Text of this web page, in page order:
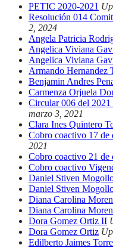
PETIC 2020-2021
Resolución 014
2, 2024
Angela Patricia
Angelica Viviana
Angelica Viviana
Armando Hernandez
Benjamin Andres
Carmenza Orjuela
Circular 006 del
marzo 3, 2021
Clara Ines Quintero
Cobro coactivo 17 de
2021
Cobro coactivo 21 de
Cobro coactivo
Daniel Stiven
Daniel Stiven
Diana Carolina
Diana Carolina
Dora Gomez Ortiz II
Dora Gomez Ortiz
Edilberto Jaimes